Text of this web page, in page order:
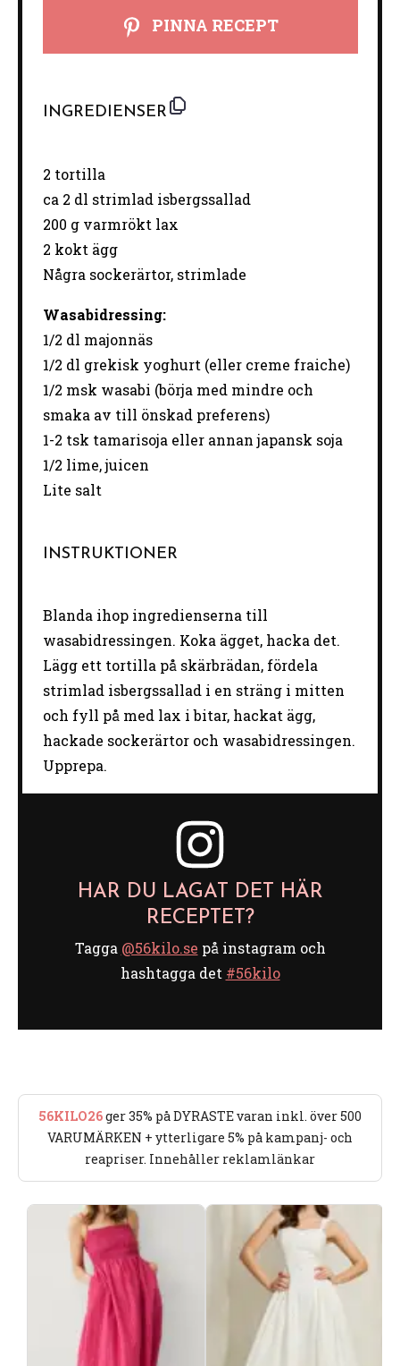
PINNA RECEPT
INGREDIENSER
2 tortilla
ca 2 dl strimlad isbergssallad
200 gvarmrökt lax
2 kokt ägg
Några sockerärtor, strimlade
Wasabidressing:
1/2 dl majonnäs
1/2 dl grekisk yoghurt (eller creme fraiche)
1/2 msk wasabi (börja med mindre och
smaka av till önskad preferens)
1-2 tsk tamarisoja eller annan japansk soja
1/2 lime, juicen
Lite salt
INSTRUKTIONER
Blanda ihop ingredienserna till
wasabidressingen. Koka ägget, hacka det.
Lägg ett tortilla på skärbrädan, fördela
strimlad isbergssallad i en sträng i mitten
och fyll på med lax i bitar, hackat ägg,
hackade sockerärtor och wasabidressingen.
Upprepa.
HAR DU LAGAT DET HÄR
RECEPTET?
Tagga @56kilo.se på instagram och
hashtagga det #56kilo
56KILO26ger 35% på DYRASTE varan inkl. över 500
VARUMÄRKEN + ytterligare 5% på kampanj- och
reapriser. Innehåller reklamlänkar